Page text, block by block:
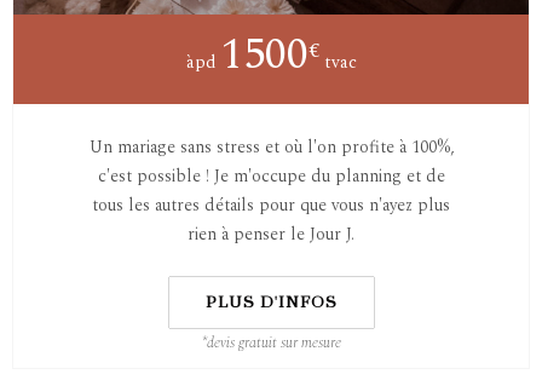
àpd 1500€ tvac
Un mariage sans stress et où l'on profite à 100%,
c'est possible ! Je m'occupe du planning et de
tous les autres détails pour que vous n'ayez plus
rien à penser le Jour J.
PLUS D'INFOS
*devis gratuit sur mesure